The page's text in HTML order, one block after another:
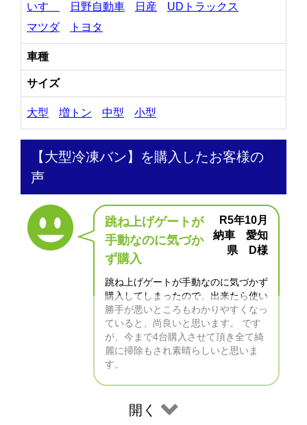
いすゞ 日野自動車 日産
UDトラックス
マツダ
トヨタ
車種
サイズ
大型 増トン 中型 小型
【大型冷凍バン】を購入したお客様の
声
跳ね上げゲートが
手動なのに気づか
ず購入
R5年10月
納車 愛知
県 D様
跳ね上げゲートが手動なのに気づかず
購入してしまったので、出来たら使い
勝手が悪いところもわかりやすくなっ
ていると、尚良いと思います。 です
が、今まで4台購入させて頂き全て綺
麗に掃除もされ素晴らしいと思いま
す。
開く